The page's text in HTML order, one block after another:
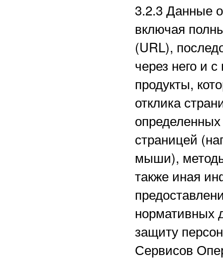
3.2.3 Данные
включая
(URL),
через него и
продукты,
отклика
страницей
мыши),
также иная
нормативных
защиту
Сервисов